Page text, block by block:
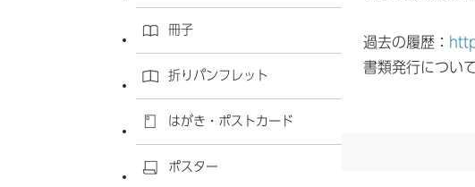
冊子
折りパンフレット
はがき・ポストカード
ポスター
過去の履歴：
書類発行について